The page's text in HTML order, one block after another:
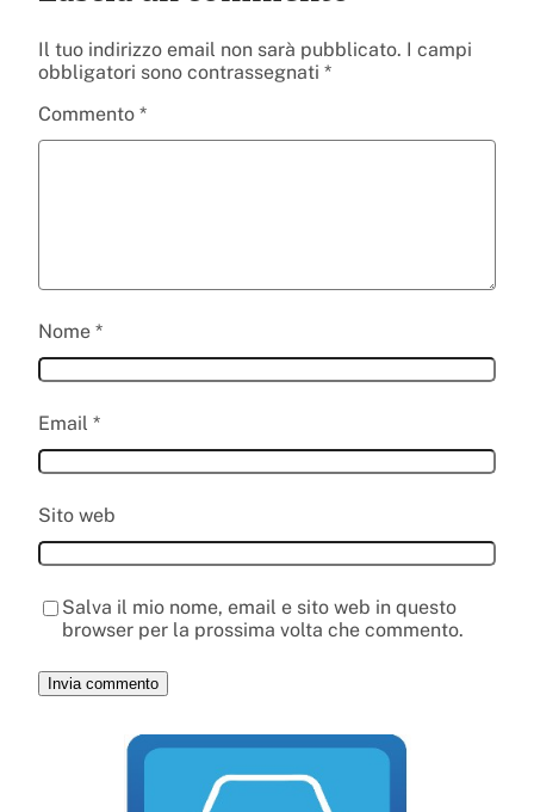
Il tuo indirizzo email non sarà pubblicato. I campi
obbligatori sono contrassegnati *
Commento *
Nome *
Email *
Sito web
Salva il mio nome, email e sito web in questo
browser per la prossima volta che commento.